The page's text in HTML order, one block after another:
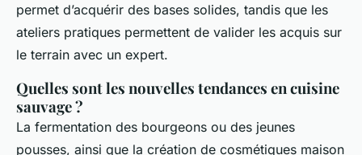
permet d’acquérir des bases solides, tandis que les
ateliers pratiques permettent de valider les acquis sur
le terrain avec un expert.
Quelles sont les nouvelles tendances en cuisine
sauvage ?
La fermentation des bourgeons ou des jeunes
pousses, ainsi que la création de cosmétiques maison